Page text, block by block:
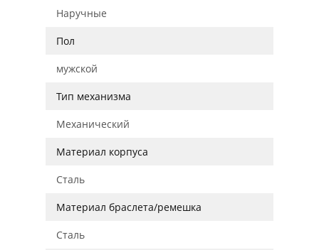
Наручные
Пол
мужской
Тип механизма
Механический
Материал корпуса
Сталь
Материал браслета/ремешка
Сталь